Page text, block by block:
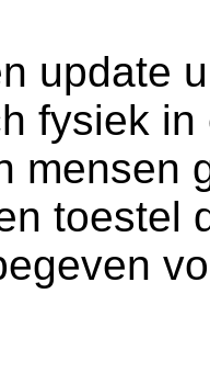
update
fysiek
mensen
toestel